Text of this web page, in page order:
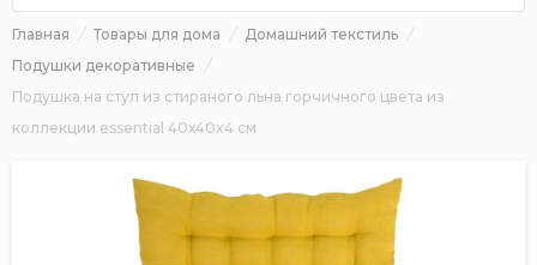
Главная Товары для дома
Домашний текстиль
Подушки декоративные
Подушка на стул из стираного льна горчичного цвета из
коллекции essential 40х40x4 см